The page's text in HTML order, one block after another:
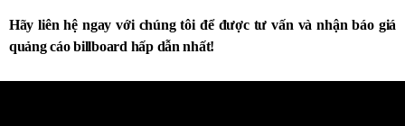
Hãy liên hệ ngay với chúng tôi để được tư vấn và nhận báo giá
quảng cáo billboard hấp dẫn nhất!